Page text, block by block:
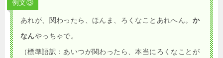
例文③
あれが、関わったら、ほんま、ろくなことあれへん。 か
なんやっちゃで。
（標準語訳：あいつが関わったら、本当にろくなことが